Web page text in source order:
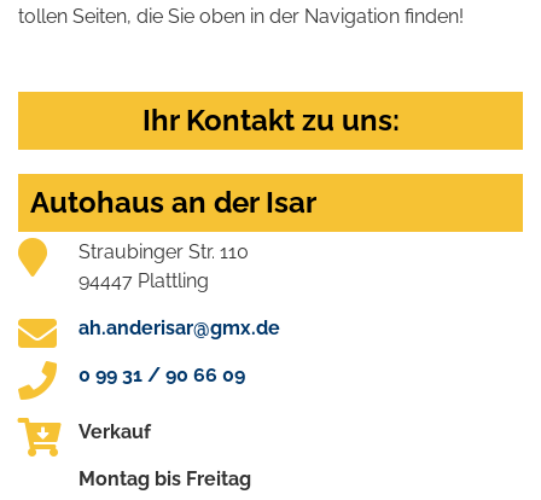
tollen Seiten, die Sie oben in der Navigation finden!
Ihr Kontakt zu uns:
Autohaus an der Isar
Straubinger Str. 110
94447 Plattling
ah.anderisar@gmx.de
0 99 31 / 90 66 09
Verkauf
Montag bis Freitag